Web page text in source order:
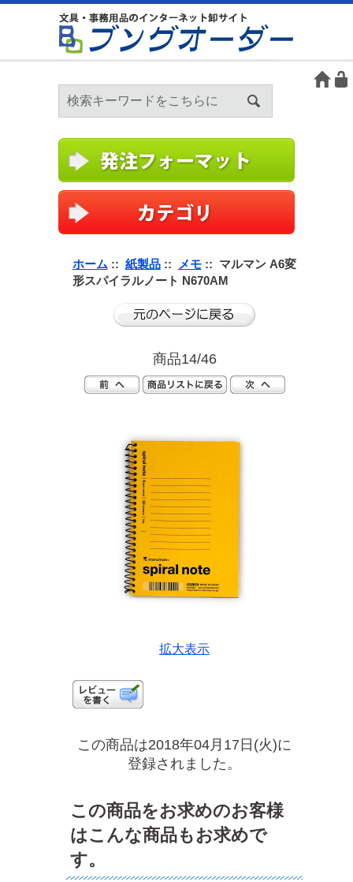
ホーム :: 紙製品:: メモ:: マルマン A6変
形スパイラルノート N670AM
商品14/46
拡大表示
この商品は2018年04月17日(火)に
登録されました。
この商品をお求めのお客様
はこんな商品もお求めで
す。